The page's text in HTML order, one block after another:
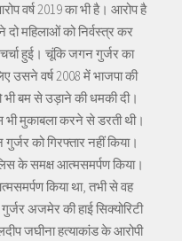
वर्ष 2019 का भी है। आरोप है
महिलाओं को निर्वस्त्र कर
हुई। चूंकि जगन गुर्जर का
वर्ष 2008 में भाजपा की
बम से उड़ाने की धमकी दी।
मुकाबला करने से डरती थी।
को गिरफ्तार नहीं किया।
के समक्ष आत्मसमर्पण किया।
किया था, तभी से वह
अजमेर की हाई सिक्योरिटी
जघीना हत्याकांड के आरोपी